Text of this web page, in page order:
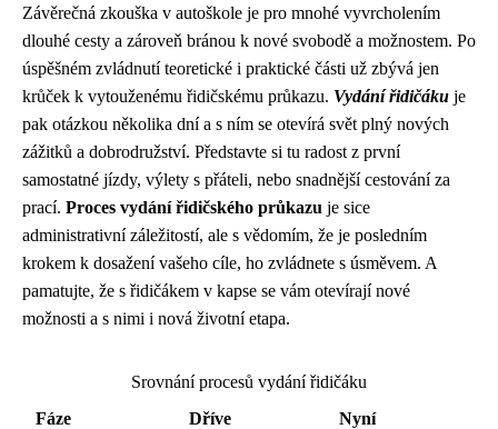
Závěrečná zkouška v autoškole je pro mnohé vyvrcholením
dlouhé cesty a zároveň bránou k nové svobodě a možnostem. Po
úspěšném zvládnutí teoretické i praktické části už zbývá jen
krůček k vytouženému řidičskému průkazu. Vydání řidičáku je
pak otázkou několika dní a s ním se otevírá svět plný nových
zážitků a dobrodružství. Představte si tu radost z první
samostatné jízdy, výlety s přáteli, nebo snadnější cestování za
prací. Proces vydání řidičského průkazu je sice
administrativní záležitostí, ale s vědomím, že je posledním
krokem k dosažení vašeho cíle, ho zvládnete s úsměvem. A
pamatujte, že s řidičákem v kapse se vám otevírají nové
možnosti a s nimi i nová životní etapa.
Srovnání procesů vydání řidičáku
Fáze
Dříve Nyní